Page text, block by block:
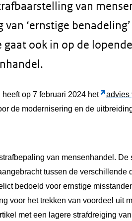
van
‘ernstige
gaat ook in op de
op 7 februari 2024 het advies
de modernisering en de
van mensenhandel. De
tussen de verschillende
bedoeld voor ernstige
voor het trekken van voordeel uit
met een lagere strafdreiging